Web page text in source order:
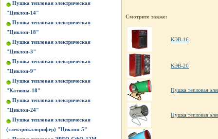
Пушка тепловая электрическая
"Циклон-14"
Пушка тепловая электрическая
"Циклон-18"
Пушка тепловая электрическая
"Циклон-3"
Пушка тепловая электрическая
"Циклон-9"
Пушка тепловая электрическая
"Катюша-18"
Пушка тепловая электрическая
"Циклон-24"
Пушка тепловая электрическая
(электрокалорифер) "Циклон-5"
Смотрите также:
КЭВ-16
КЭВ-20
Пушка тепловая
Пушка тепловая